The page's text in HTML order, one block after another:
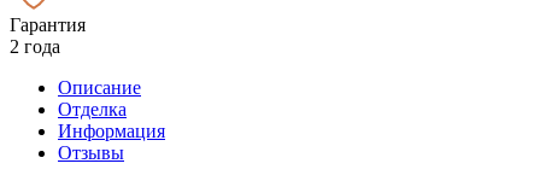
Гарантия
2 года
Описание
Отделка
Информация
Отзывы